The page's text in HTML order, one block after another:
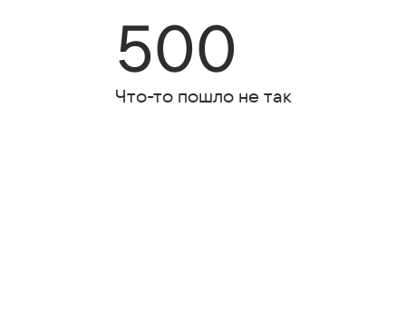
500
Что-то пошло не так